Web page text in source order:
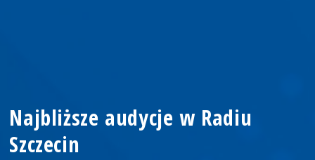
Najbliższe audycje w Radiu
Szczecin